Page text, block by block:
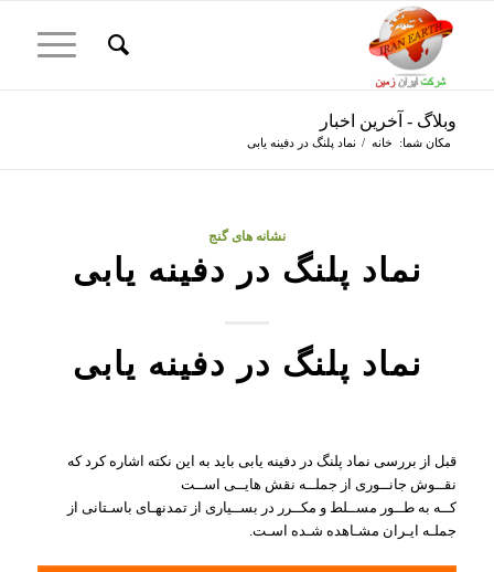
وبلاگ - آخرین اخبار
مکان شما: خانه / نماد پلنگ در دفینه یابی
نشانه های گنج
نماد پلنگ در دفینه یابی
نماد پلنگ در دفینه یابی
قبل از بررسی نماد پلنگ در دفینه یابی باید به این نکته اشاره کرد که
نقــوش جانــوری از جملــه نقش هایــی اســت
کــه به طــور مســلط و مكــرر در بســیاری از تمدنهـای باسـتانی از
جملـه ایـران مشـاهده شـده اسـت.